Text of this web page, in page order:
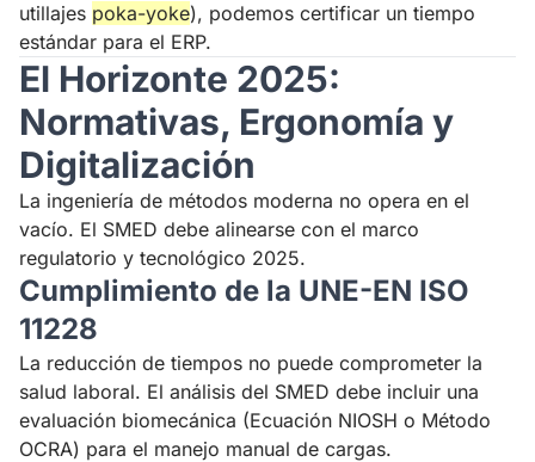
utillajes poka-yoke), podemos certificar un tiempo
estándar para el ERP.
El Horizonte 2025:
Normativas, Ergonomía y
Digitalización
La ingeniería de métodos moderna no opera en el
vacío. El SMED debe alinearse con el marco
regulatorio y tecnológico 2025.
Cumplimiento de la UNE-EN ISO
11228
La reducción de tiempos no puede comprometer la
salud laboral. El análisis del SMED debe incluir una
evaluación biomecánica (Ecuación NIOSH o Método
OCRA) para el manejo manual de cargas.